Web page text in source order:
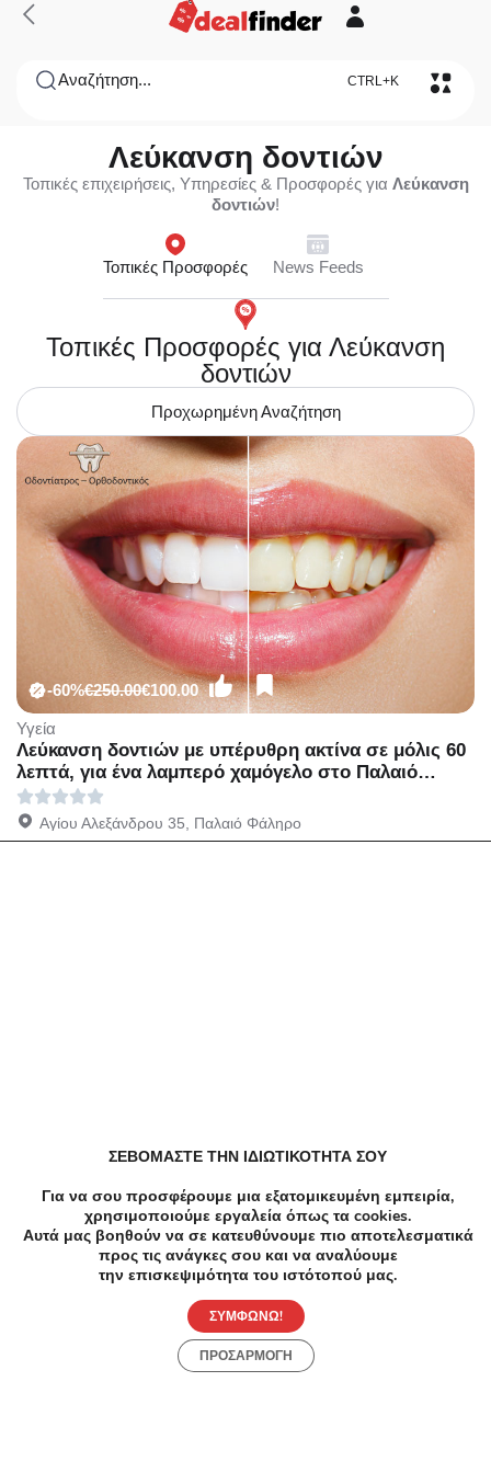
Αναζήτηση... CTRL+K
Λεύκανση δοντιών
Τοπικές επιχειρήσεις, Υπηρεσίες & Προσφορές για Λεύκανση
δοντιών!
Τοπικές Προσφορές News Feeds
Τοπικές Προσφορές για Λεύκανση
δοντιών
Προχωρημένη Αναζήτηση
-60%€250.00€100.00
Υγεία
Λεύκανση δοντιών με υπέρυθρη ακτίνα σε μόλις 60
λεπτά, για ένα λαμπερό χαμόγελο στο Παλαιό
Φάληρο
Αγίου Αλεξάνδρου 35, Παλαιό Φάληρο
Χειρουργό Οδοντίατρο στην Νέα Ιωνία
Περισσός, Νέα Ιωνία
ΣΕΒΟΜΑΣΤΕ ΤΗΝ ΙΔΙΩΤΙΚΟΤΗΤΑ ΣΟΥ
Για να σου προσφέρουμε μια εξατομικευμένη εμπειρία,
χρησιμοποιούμε εργαλεία όπως τα cookies.
Αυτά μας βοηθούν να σε κατευθύνουμε πιο αποτελεσματικά
προς τις ανάγκες σου και να αναλύουμε
την επισκεψιμότητα του ιστότοπού μας.
ΣΥΜΦΩΝΩ!
ΠΡΟΣΑΡΜΟΓΗ